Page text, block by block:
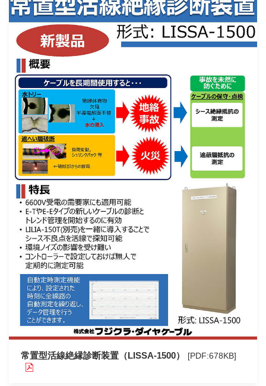
常置型活線絶縁診断装置（LISSA-1500） [PDF:678KB]